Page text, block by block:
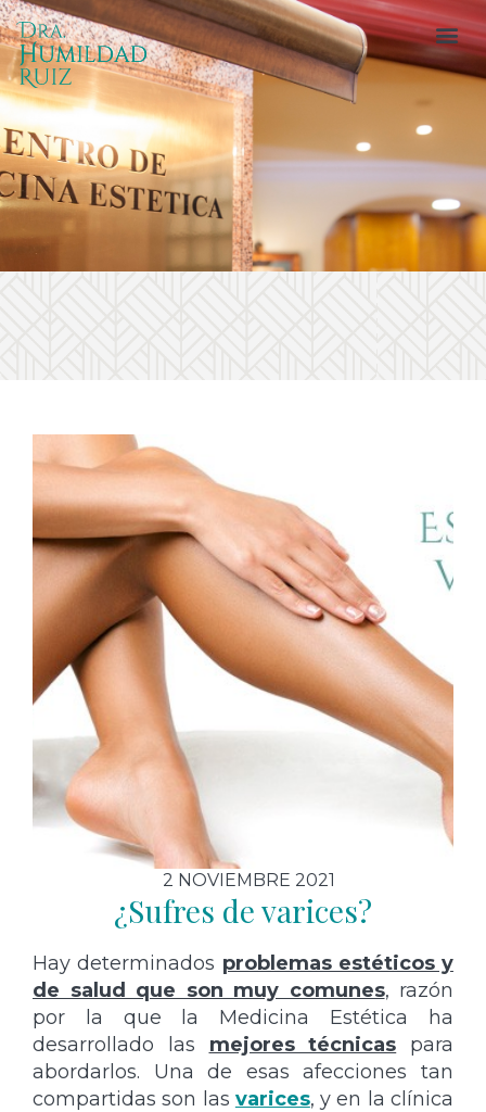
2 NOVIEMBRE 2021
¿Sufres de varices?
Hay determinados problemas estéticos y
de salud que son muy comunes, razón
por la que la Medicina Estética ha
desarrollado las mejores técnicas para
abordarlos. Una de esas afecciones tan
compartidas son las varices, y en la clínica